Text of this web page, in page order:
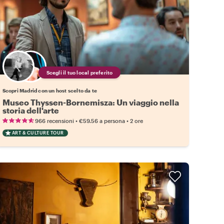
Scegli il tuo local preferito
Scopri Madrid con un host scelto da te
Museo Thyssen-Bornemisza: Un viaggio nella
storia dell'arte
966 recensioni• €59.56 a persona• 2 ore
ART & CULTURE TOUR